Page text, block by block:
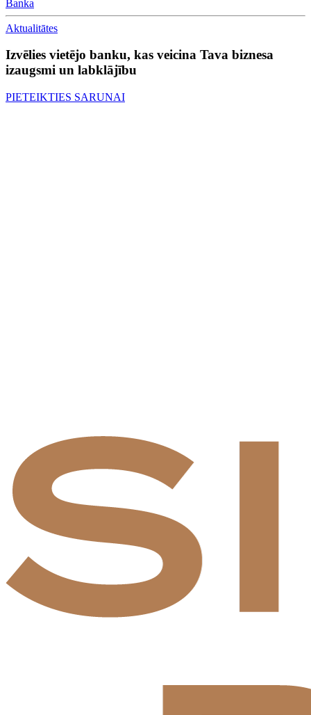
Banka
Aktualitātes
Izvēlies vietējo banku, kas veicina Tava biznesa
izaugsmi un labklājību
PIETEIKTIES SARUNAI